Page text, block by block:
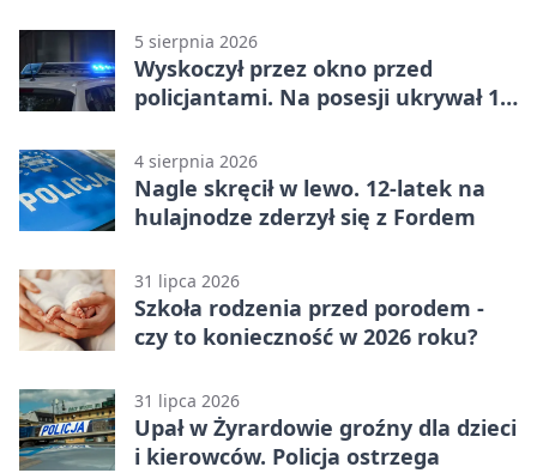
5 sierpnia 2026
Wyskoczył przez okno przed
policjantami. Na posesji ukrywał 12
4 sierpnia 2026
Nagle skręcił w lewo. 12-latek na
hulajnodze zderzył się z Fordem
31 lipca 2026
Szkoła rodzenia przed porodem -
czy to konieczność w 2026 roku?
31 lipca 2026
Upał w Żyrardowie groźny dla dzieci
i kierowców. Policja ostrzega